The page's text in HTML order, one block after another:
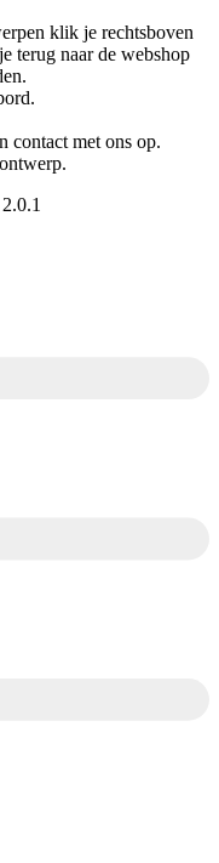
klik je rechtsboven
terug naar de webshop
contact met ons op.